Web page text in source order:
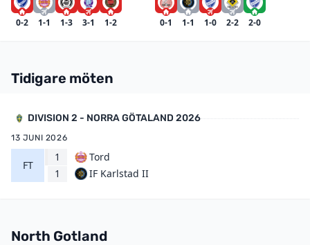
0-2 1-1 1-3 3-1 1-2 0-1 1-1 1-0 2-2 2-0
Tidigare möten
DIVISION 2 - NORRA GÖTALAND 2026
13 JUNI 2026
FT
1
1
Tord
IF Karlstad II
North Gotland